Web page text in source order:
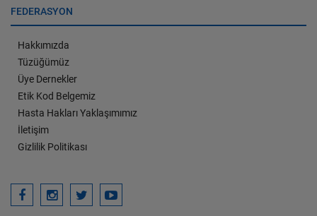
FEDERASYON
Hakkımızda
Tüzüğümüz
Üye Dernekler
Etik Kod Belgemiz
Hasta Hakları Yaklaşımımız
İletişim
Gizlilik Politikası